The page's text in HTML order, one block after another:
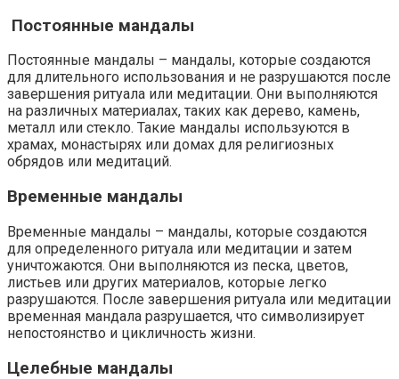
Постоянные мандалы
Постоянные мандалы – мандалы, которые создаются
для длительного использования и не разрушаются после
завершения ритуала или медитации. Они выполняются
на различных материалах, таких как дерево, камень,
металл или стекло. Такие мандалы используются в
храмах, монастырях или домах для религиозных
обрядов или медитаций.
Временные мандалы
Временные мандалы – мандалы, которые создаются
для определенного ритуала или медитации и затем
уничтожаются. Они выполняются из песка, цветов,
листьев или других материалов, которые легко
разрушаются. После завершения ритуала или медитации
временная мандала разрушается, что символизирует
непостоянство и цикличность жизни.
Целебные мандалы